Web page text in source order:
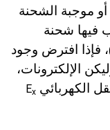
أو موجبة الشحنة
فيها شحنة
فإذا افترض وجود
الإلكترونات،
الكهربائي
Ex